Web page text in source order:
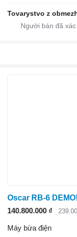
Oscar RB-6
140.800.000 ₫
Máy bừa điện